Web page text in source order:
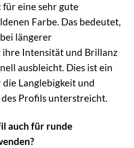
eine sehr gute
Farbe. Das bedeutet,
längerer
Intensität und Brillanz
ausbleicht. Dies ist ein
Langlebigkeit und
Profils unterstreicht.
auch für runde